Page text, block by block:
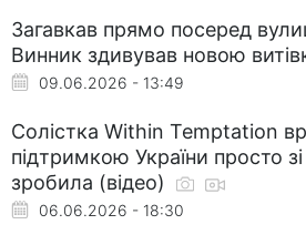
Загавкав прямо посеред
Винник здивував новою
09.06.2026 - 13:49
Солістка Within Temptation
підтримкою України просто
зробила (відео)
06.06.2026 - 18:30